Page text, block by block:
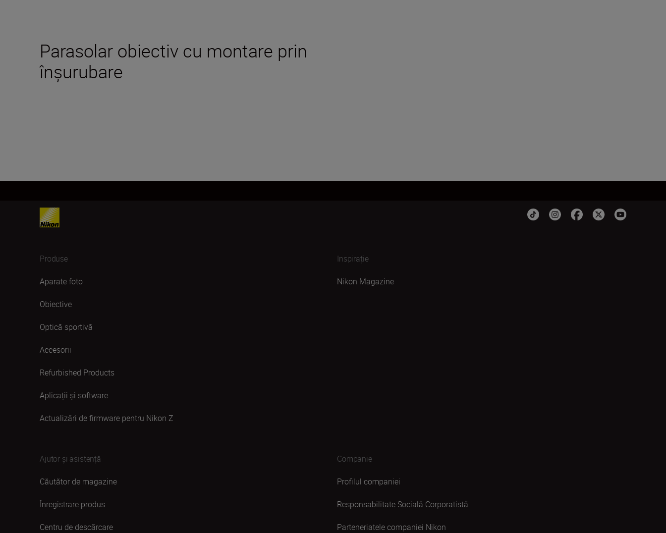
Parasolar obiectiv cu montare prin
înşurubare
Produse
Aparate foto
Obiective
Optică sportivă
Accesorii
Refurbished Products
Aplicații și software
Actualizări de firmware pentru Nikon Z
Inspirație
Nikon Magazine
Ajutor și asistență
Căutător de magazine
Înregistrare produs
Centru de descărcare
Companie
Profilul companiei
Responsabilitate Socială Corporatistă
Parteneriatele companiei Nikon